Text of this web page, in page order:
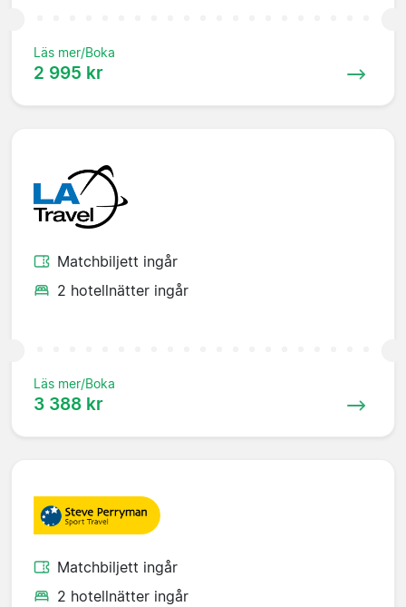
Läs mer/Boka
2 995 kr
Matchbiljett ingår
2 hotellnätter ingår
Läs mer/Boka
3 388 kr
Matchbiljett ingår
2 hotellnätter ingår